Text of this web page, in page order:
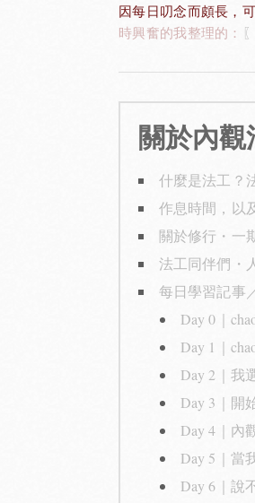
因每日叨念而頗長，
時興奮的我整理的：
關於內
什麼是法工？
作息時間，以
關於修行・一
法工同伴們・
每日學習記事
Day 0｜
Day 1｜
Day 2｜我
Day 3｜開
Day 4｜內
Day 5｜當
Day 6｜說